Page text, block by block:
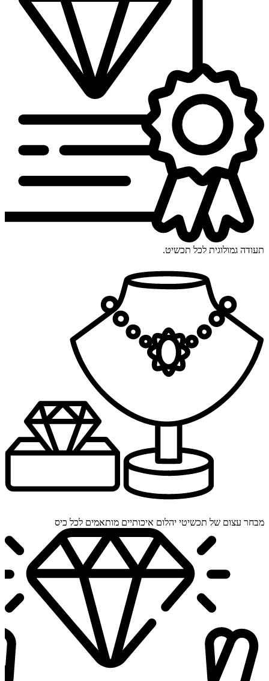
תעודה גמולוגית לכל תכשיט.
מבחר עצום של תכשיטי יהלום איכותיים מותאמים לכל כיס